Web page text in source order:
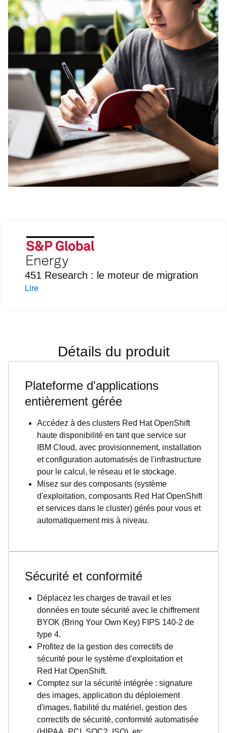
451 Research : le moteur de migration
Lire
Détails du produit
Plateforme d'applications
entièrement gérée
Accédez à des clusters Red Hat OpenShift
haute disponibilité en tant que service sur
IBM Cloud, avec provisionnement, installation
et configuration automatisés de l'infrastructure
pour le calcul, le réseau et le stockage.
Misez sur des composants (système
d'exploitation, composants Red Hat OpenShift
et services dans le cluster) gérés pour vous et
automatiquement mis à niveau.
Sécurité et conformité
Déplacez les charges de travail et les
données en toute sécurité avec le chiffrement
BYOK (Bring Your Own Key) FIPS 140-2 de
type 4.
Profitez de la gestion des correctifs de
sécurité pour le système d'exploitation et
Red Hat OpenShift.
Comptez sur la sécurité intégrée : signature
des images, application du déploiement
d'images, fiabilité du matériel, gestion des
correctifs de sécurité, conformité automatisée